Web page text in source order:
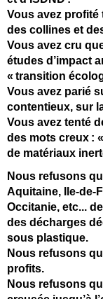
Vous avez profité
des collines et
Vous avez cru
études d ’impact
« transition
Vous avez parié
contentieux, sur
Vous avez tenté
des mots creux : «
de matériaux
Nous refusons
Aquitaine, Ile-de-
Occitanie, etc...
des décharges
sous plastique.
Nous refusons
profits.
Nous refusons